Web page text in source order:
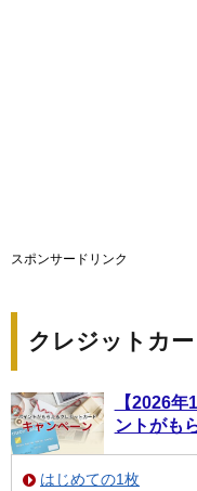
スポンサードリンク
クレジットカ
【2026
ントがも
はじめての1枚